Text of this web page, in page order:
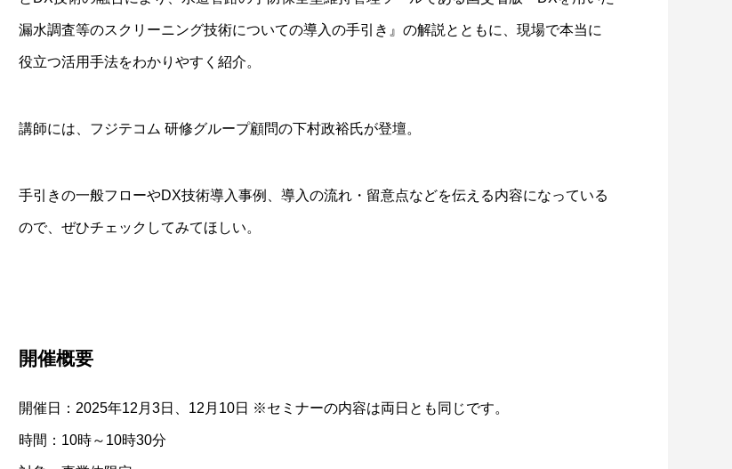
漏水調査等のスクリーニング技術についての導入の手引き』の解説とともに、現場で本当に
役立つ活用手法をわかりやすく紹介。
講師には、フジテコム 研修グループ顧問の下村政裕氏が登壇。
手引きの一般フローやDX技術導入事例、導入の流れ・留意点などを伝える内容になっている
ので、ぜひチェックしてみてほしい。
開催概要
開催日：2025年12月3日、12月10日 ※セミナーの内容は両日とも同じです。
時間：10時～10時30分